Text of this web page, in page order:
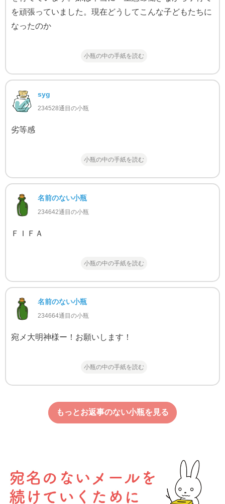
を頑張っていました。現在どうしてこんな子どもたちに
なったのか
小瓶の中の手紙を読む
syg
234528通目の小瓶
劣等感
小瓶の中の手紙を読む
名前のない小瓶
234642通目の小瓶
ＦＩＦＡ
小瓶の中の手紙を読む
名前のない小瓶
234664通目の小瓶
宛メ大明神様ー！お願いします！
小瓶の中の手紙を読む
もっとお返事のない小瓶を見る